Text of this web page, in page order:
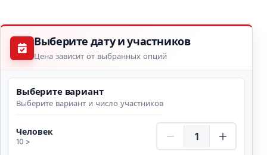
Выберите дату и участников
Цена зависит от выбранных опций
Выберите вариант
Выберите вариант и число участников
Человек
10 >
Человек Количество